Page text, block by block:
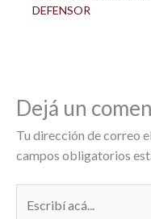
DEFENSOR
Dejá un
Tu dirección de correo
campos obligatorios
acá...